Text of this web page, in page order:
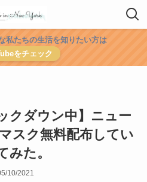
私たちの生活を知りたい方は
をチェック
クダウン中】ニュー
スク無料配布してい
みた。
10/2021